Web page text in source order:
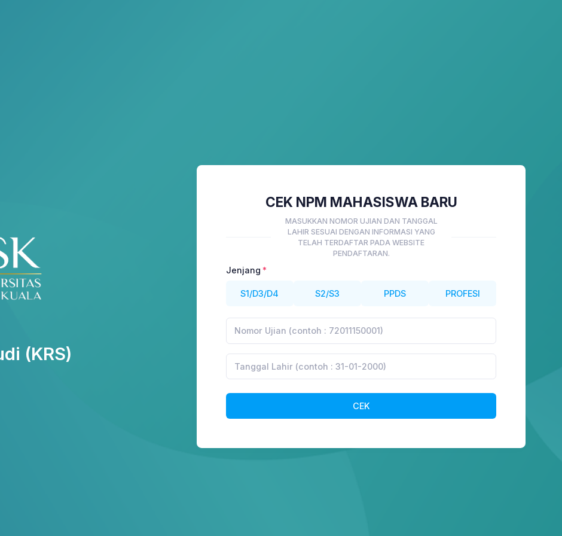
(KRS)
CEK NPM MAHASISWA BARU
MASUKKAN NOMOR UJIAN DAN TANGGAL
LAHIR SESUAI DENGAN INFORMASI YANG
TELAH TERDAFTAR PADA WEBSITE
PENDAFTARAN.
Jenjang
S1/D3/D4 S2/S3 PPDS PROFESI
CEK